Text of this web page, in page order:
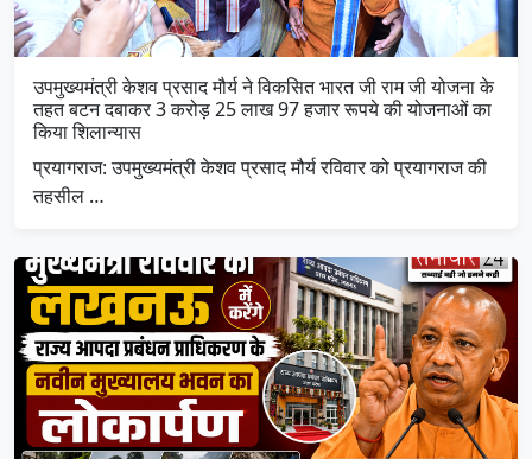
उपमुख्यमंत्री केशव प्रसाद मौर्य ने विकसित भारत जी राम जी योजना के
तहत बटन दबाकर 3 करोड़ 25 लाख 97 हजार रूपये की योजनाओं का
किया शिलान्यास
प्रयागराज: उपमुख्यमंत्री केशव प्रसाद मौर्य रविवार को प्रयागराज की
तहसील …